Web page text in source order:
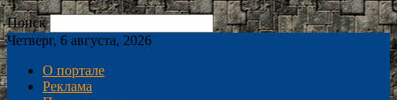
Поиск
Четверг, 6 августа, 2026
О портале
Реклама